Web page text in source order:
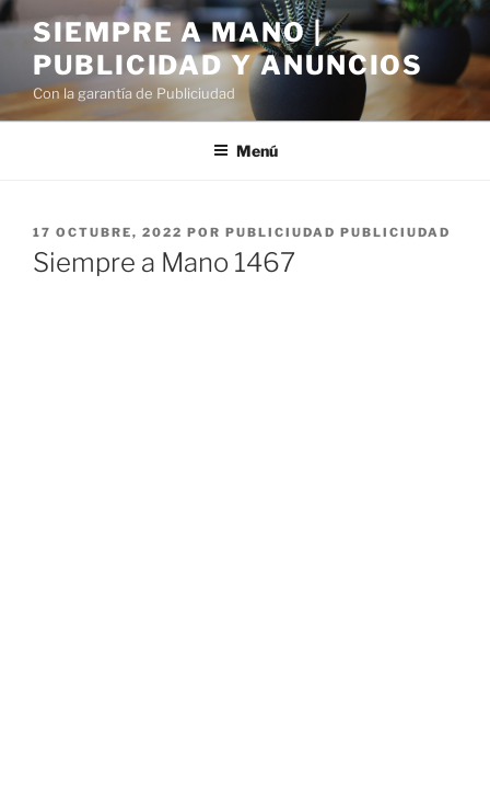
Saltar
contenido
SIEMPRE A MANO |
PUBLICIDAD Y ANUNCIOS
Con la garantía de Publiciudad
Menú
PUBLICADO
EL
17 OCTUBRE, 2022 POR PUBLICIUDAD PUBLICIUDAD
Siempre a Mano 1467